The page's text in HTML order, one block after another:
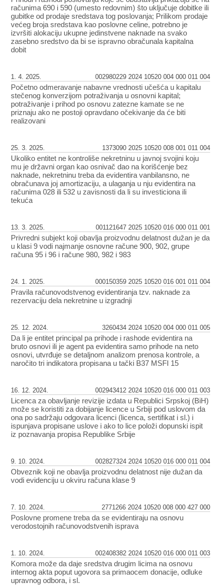
računima 690 i 590 (umesto redovnim) što uključuje dobitke ili
gubitke od prodaje sredstava tog poslovanja; Prilikom prodaje
većeg broja sredstava kao poslovne celine, potrebno je
izvršiti alokaciju ukupne jedinstvene naknade na svako
zasebno sredstvo da bi se ispravno obračunala kapitalna
dobit
Početno odmeravanje nabavne vrednosti učešća u kapitalu
stečenog konverzijom potraživanja u osnovni kapital;
potraživanje i prihod po osnovu zatezne kamate se ne
priznaju ako ne postoji opravdano očekivanje da će biti
realizovani
1. 4. 2025. 002980229 2024 10520 004 000 011 004
Ukoliko entitet ne kontroliše nekretninu u javnoj svojini koju
mu je državni organ kao osnivač dao na korišćenje bez
naknade, nekretninu treba da evidentira vanbilansno, ne
obračunava joj amortizaciju, a ulaganja u nju evidentira na
računima 028 ili 532 u zavisnosti da li su investiciona ili
tekuća
25. 3. 2025. 1373090 2025 10520 008 001 011 004
Privredni subjekt koji obavlja proizvodnu delatnost dužan je da
u klasi 9 vodi najmanje osnovne račune 900, 902, grupe
računa 95 i 96 i račune 980, 982 i 983
13. 3. 2025. 001121647 2025 10520 016 000 011 001
Pravila računovodstvenog evidentiranja tzv. naknade za
rezervaciju dela nekretnine u izgradnji
24. 1. 2025. 000150359 2025 10520 016 001 011 004
Da li je entitet principal pa prihode i rashode evidentira na
bruto osnovi ili je agent pa evidentira samo prihode na neto
osnovi, utvrđuje se detaljnom analizom prenosa kontrole, a
naročito tri indikatora propisana u tački B37 MSFI 15
25. 12. 2024. 3260434 2024 10520 004 000 011 005
Licenca za obavljanje revizije izdata u Republici Srpskoj (BiH)
može se koristiti za dobijanje licence u Srbiji pod uslovom da
ona po sadržaju odgovara licenci (licenca, sertifikat i sl.) i
ispunjava propisane uslove i ako to lice položi dopunski ispit
iz poznavanja propisa Republike Srbije
16. 12. 2024. 002943412 2024 10520 016 000 011 003
Obveznik koji ne obavlja proizvodnu delatnost nije dužan da
vodi evidenciju u okviru računa klase 9
9. 10. 2024. 002827324 2024 10520 016 000 011 004
Poslovne promene treba da se evidentiraju na osnovu
verodostojnih računovodstvenih isprava
7. 10. 2024. 2771266 2024 10520 008 000 427 000
Komora može da daje sredstva drugim licima na osnovu
internog akta poput ugovora sa primaocem donacije, odluke
upravnog odbora, i sl.
1. 10. 2024. 002408382 2024 10520 016 000 011 003